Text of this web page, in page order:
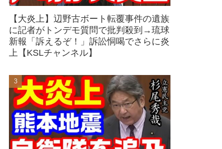
【大炎上】辺野古ボート転覆事件の遺族
に記者がトンデモ質問で批判殺到→琉球
新報「訴えるぞ！」訴訟恫喝でさらに炎
上【KSLチャンネル】